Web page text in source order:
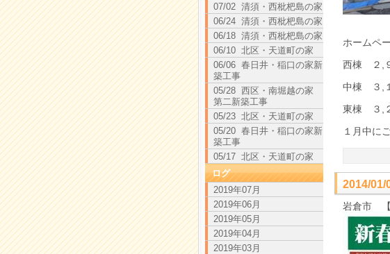
ホームペ
西棟 ２,
中棟 ３,
東棟 ３,
１月中に
2014/
岩倉市 【
07/02 清須・西枇杷島の家
06/24 清須・西枇杷島の家
06/18 清須・西枇杷島の家
06/10 北区・天道町の家
06/06 春日井・稲口の家新
築工事
05/28 西区・南堀越の家
第二新築工事
05/23 北区・天道町の家
05/20 春日井・稲口の家新
築工事
05/17 北区・天道町の家
ログ
2019年07月
2019年06月
2019年05月
2019年04月
2019年03月